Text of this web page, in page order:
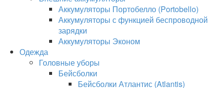
Аккумуляторы Портобелло (Portobello)
Аккумуляторы с функцией беспроводной
зарядки
Аккумуляторы Эконом
Одежда
Головные уборы
Бейсболки
Бейсболки Атлантис (Atlantis)